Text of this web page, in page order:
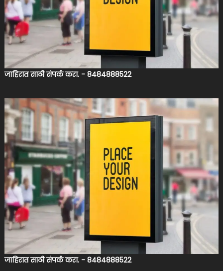
जाहिरात साठी संपर्क करा. - 8484888522
जाहिरात साठी संपर्क करा. - 8484888522